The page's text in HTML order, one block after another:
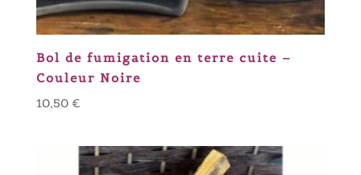
Bol de fumigation en terre cuite –
Couleur Noire
10,50 €